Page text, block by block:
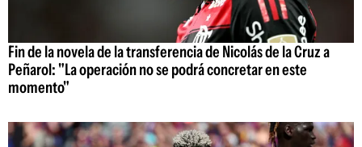
Fin de la novela de la transferencia de Nicolás de la Cruz a
Peñarol: "La operación no se podrá concretar en este
momento"